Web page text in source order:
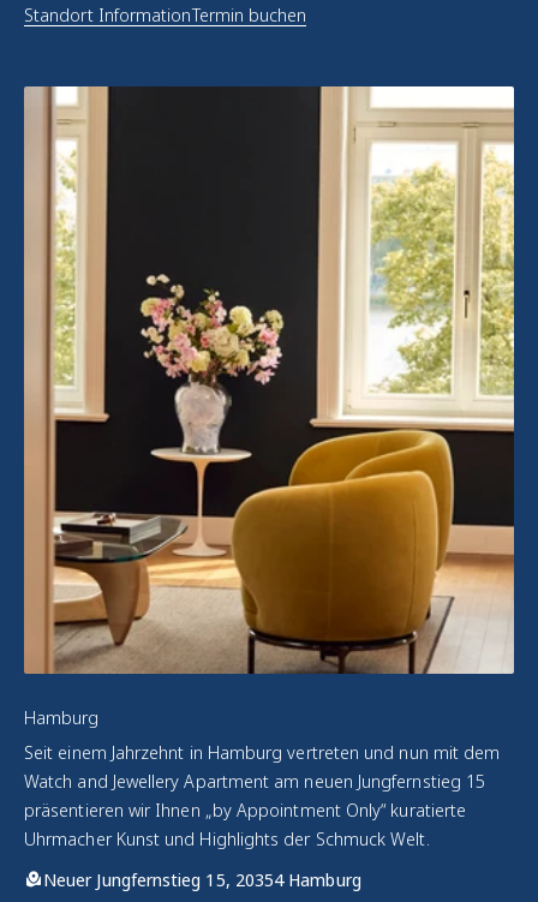
Standort InformationTermin buchen
Hamburg
Seit einem Jahrzehnt in Hamburg vertreten und nun mit dem
Watch and Jewellery Apartment am neuen Jungfernstieg 15
präsentieren wir Ihnen „by Appointment Only“ kuratierte
Uhrmacher Kunst und Highlights der Schmuck Welt.
Neuer Jungfernstieg 15, 20354 Hamburg